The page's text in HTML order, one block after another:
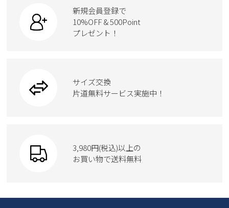
カジュアルシューズ
ワークシューズ
ウェア
moz
ローファー
ブーツ
Parade
GAP
スクール
new balance
瞬足
ボディバッグ
ハンドバッグ
トートバッグ
ケア用品
新規会員登録で
10%OFF & 500Point
プレゼント！
サイズ交換
片道無料サービス実施中！
3,980円(税込)以上の
お買い物で送料無料